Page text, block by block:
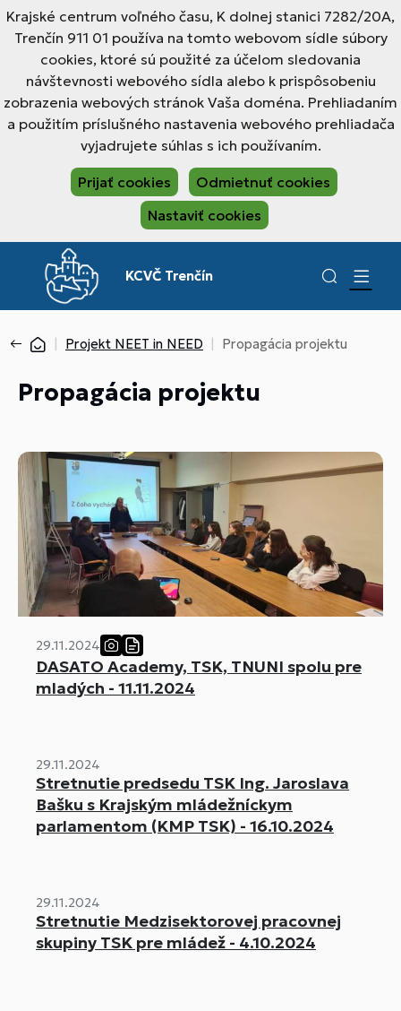
Krajské centrum voľného času, K dolnej stanici 7282/20A,
Trenčín 911 01 používa na tomto webovom sídle súbory
cookies, ktoré sú použité za účelom sledovania
návštevnosti webového sídla alebo k prispôsobeniu
zobrazenia webových stránok Vaša doména. Prehliadaním
a použitím príslušného nastavenia webového prehliadača
vyjadrujete súhlas s ich používaním.
Prijať cookies
Odmietnuť cookies
Nastaviť cookies
KCVČ Trenčín
Projekt NEET in NEED Propagácia projektu
Propagácia projektu
29.11.2024
DASATO Academy, TSK, TNUNI spolu pre
mladých - 11.11.2024
29.11.2024
Stretnutie predsedu TSK Ing. Jaroslava
Bašku s Krajským mládežníckym
parlamentom (KMP TSK) - 16.10.2024
29.11.2024
Stretnutie Medzisektorovej pracovnej
skupiny TSK pre mládež - 4.10.2024